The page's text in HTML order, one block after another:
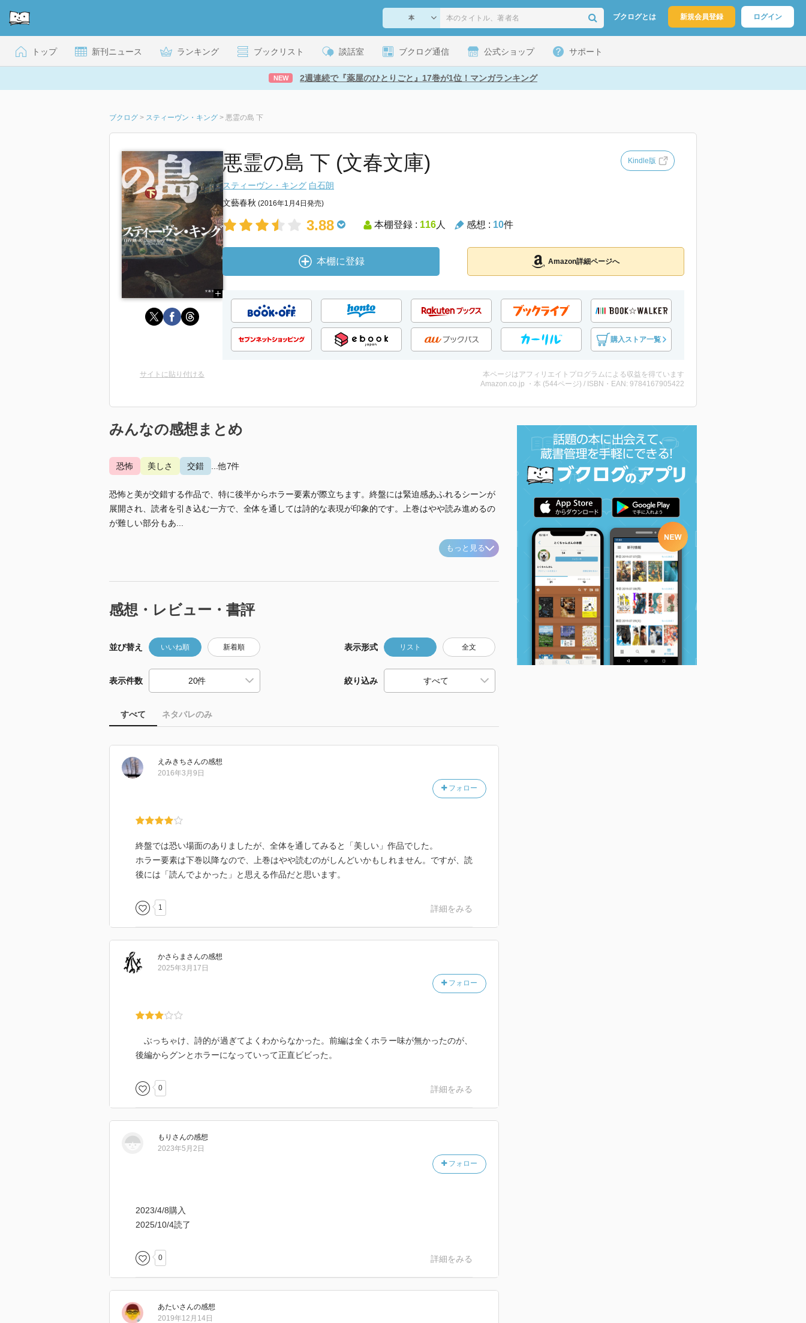
ブクログとは 新規会員登録 ログイン
トップ 新刊ニュース ランキング ブックリスト 談話室 ブクログ通信 公式ショップ サポート
NEW 2週連続で『薬屋のひとりごと』17巻が1位！マンガランキング
ブクログ > スティーヴン・キング > 悪霊の島 下
悪霊の島 下 (文春文庫) Kindle版
スティーヴン・キング 白石朗
文藝春秋 (2016年1月4日発売)
3.88 本棚登録 : 116人 感想 : 10件
本棚に登録 Amazon詳細ページへ
購入ストア一覧
サイトに貼り付ける
本ページはアフィリエイトプログラムによる収益を得ています
Amazon.co.jp ・本 (544ページ) / ISBN・EAN: 9784167905422
みんなの感想まとめ
恐怖 美しさ 交錯 ...他7件
恐怖と美が交錯する作品で、特に後半からホラー要素が際立ちます。終盤には緊迫感あふれるシーンが
展開され、読者を引き込む一方で、全体を通しては詩的な表現が印象的です。上巻はやや読み進めるの
が難しい部分もあ...
もっと見る
感想・レビュー・書評
並び替え いいね順 新着順 表示形式 リスト 全文
表示件数 絞り込み
すべて ネタバレのみ
えみきちさんの感想
フォロー
2016年3月9日
終盤では恐い場面のありましたが、全体を通してみると「美しい」作品でした。
ホラー要素は下巻以降なので、上巻はやや読むのがしんどいかもしれません。ですが、読
後には「読んでよかった」と思える作品だと思います。
1 詳細をみる
かさらま さんの感想
フォロー
2025年3月17日
ぶっちゃけ、詩的が過ぎてよくわからなかった。前編は全くホラー味が無かったのが、
後編からグンとホラーになっていって正直ビビった。
0 詳細をみる
もり さんの感想
フォロー
2023年5月2日
2023/4/8購入
2025/10/4読了
0 詳細をみる
あたいさんの感想
2019年12月14日